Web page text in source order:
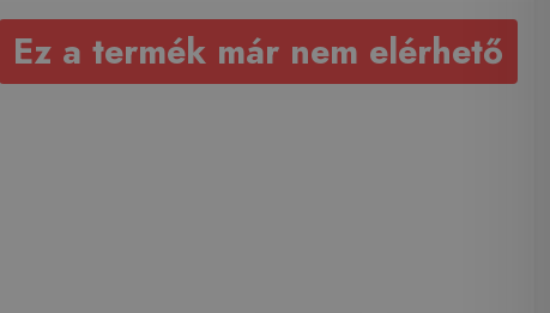
Ez a termék már nem elérhető